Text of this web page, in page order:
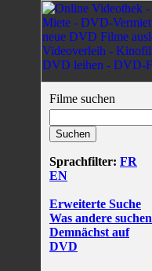
Filme suchen
Sprachfilter: FR
EN
Erweiterte Suche
Was andere suchen
Demnächst auf
DVD